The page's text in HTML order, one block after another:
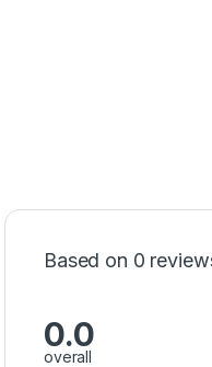
Based on 0
0.0
overall